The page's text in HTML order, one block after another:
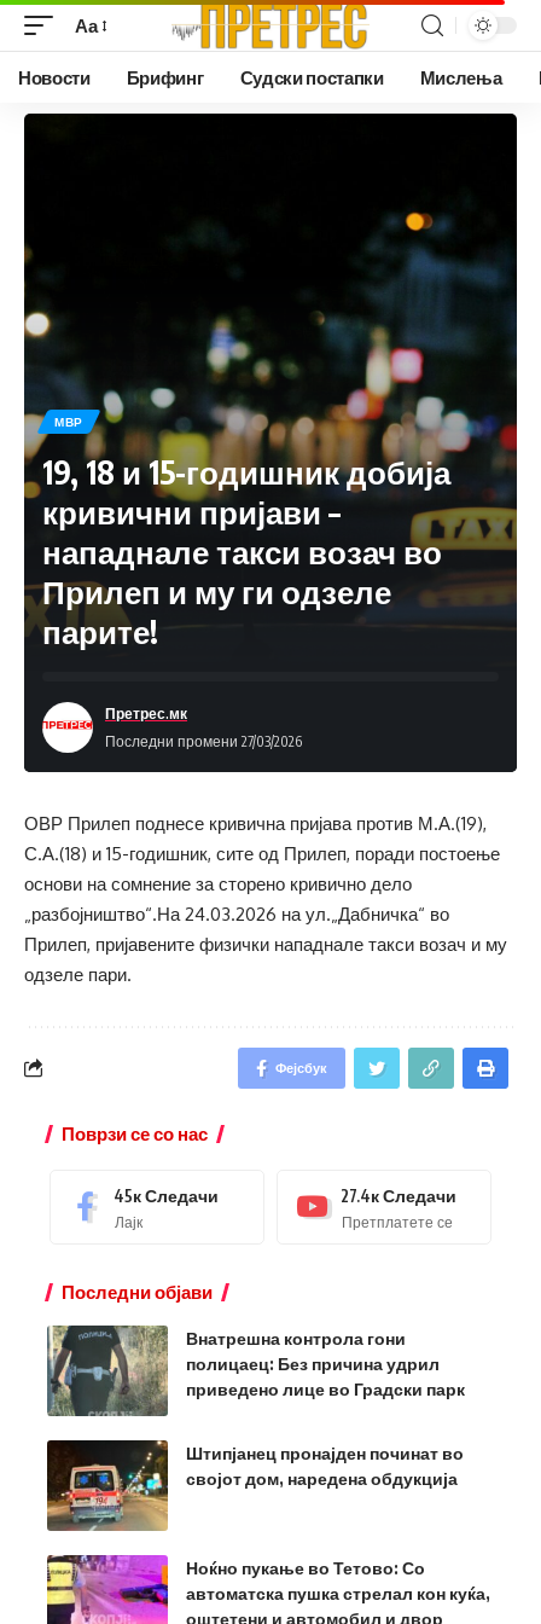
Аа
Новости Брифинг Судски постапки Мислења
МВР
19, 18 и 15-годишник добија
кривични пријави –
нападнале такси возач во
Прилеп и му ги одзеле
парите!
Последни промени 27/03/2026
Претрес.мк
ОВР Прилеп поднесе кривична пријава против М.А.(19),
С.А.(18) и 15-годишник, сите од Прилеп, поради постоење
основи на сомнение за сторено кривично дело
„разбојништво“.На 24.03.2026 на ул.„Дабничка“ во
Прилеп, пријавените физички нападнале такси возач и му
одзеле пари.
Фејсбук
Поврзи се со нас
45кСледачи
Лајк
27.4кСледачи
Претплатете се
Последни објави
Внатрешна контрола гони
полицаец: Без причина удрил
приведено лице во Градски парк
Штипјанец пронајден починат во
својот дом, наредена обдукција
Ноќно пукање во Тетово: Со
автоматска пушка стрелал кон куќа,
оштетени и автомобил и двор